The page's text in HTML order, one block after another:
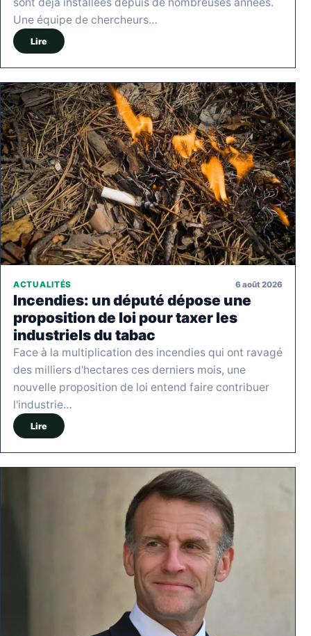
sont déjà installées depuis de nombreuses années.
Une équipe de chercheurs…
Lire
ACTUALITÉS 6 août 2026
Incendies: un député dépose une
proposition de loi pour taxer les
industriels du tabac
Face à la multiplication des incendies qui ont ravagé
des milliers d'hectares ces derniers mois, une
nouvelle proposition de loi entend faire contribuer
l'industrie…
Lire